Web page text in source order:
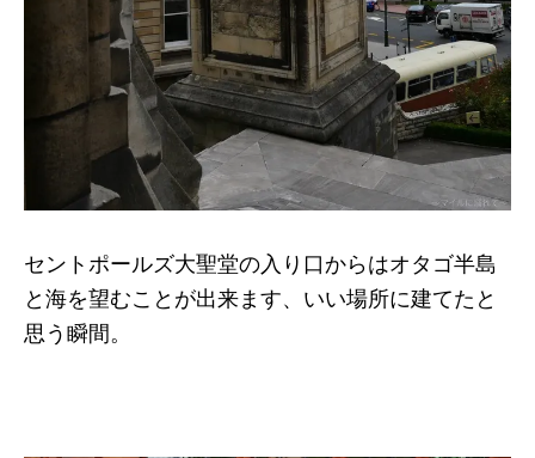
セントポールズ大聖堂の入り口からはオタゴ半島
と海を望むことが出来ます、いい場所に建てたと
思う瞬間。